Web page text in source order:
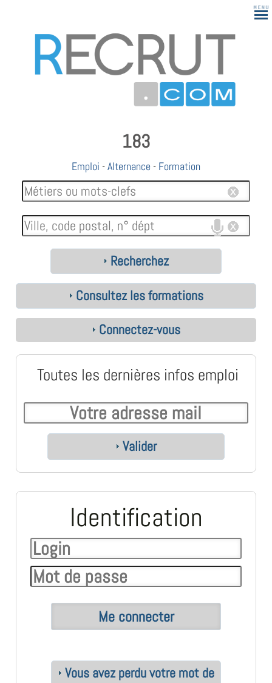
183
Emploi -Alternance - Formation
Recherchez
Consultez les formations
Connectez-vous
Toutes les dernières infos emploi
Valider
Identification
Vous avez perdu votre mot de